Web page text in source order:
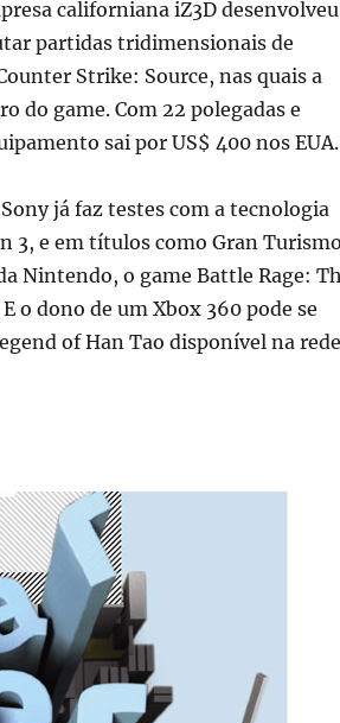
californiana iZ3D desenvolveu
partidas tridimensionais de
Strike: Source, nas quais a
do game. Com 22 polegadas e
sai por US$ 400 nos EUA.
já faz testes com a tecnologia
3, e em títulos como Gran Turismo
Nintendo, o game Battle Rage:
o dono de um Xbox 360 pode se
of Han Tao disponível na rede